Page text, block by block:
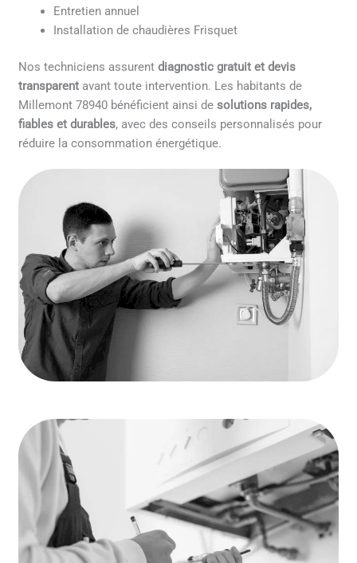
Entretien annuel
Installation de chaudières Frisquet
Nos techniciens assurentdiagnostic gratuit et devis
transparent avant toute intervention. Les habitants de
Millemont 78940 bénéficient ainsi desolutions rapides,
fiables et durables, avec des conseils personnalisés pour
réduire la consommation énergétique.